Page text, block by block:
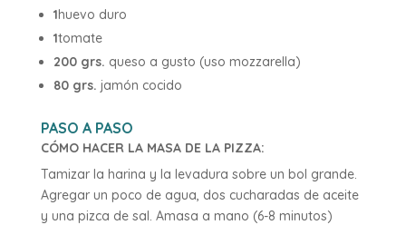
1huevo duro
1tomate
200 grs. queso a gusto (uso mozzarella)
80 grs. jamón cocido
PASO A PASO
CÓMO HACER LA MASA DE LA PIZZA:
Tamizar la harina y la levadura sobre un bol grande.
Agregar un poco de agua, dos cucharadas de aceite
y una pizca de sal. Amasa a mano (6-8 minutos)